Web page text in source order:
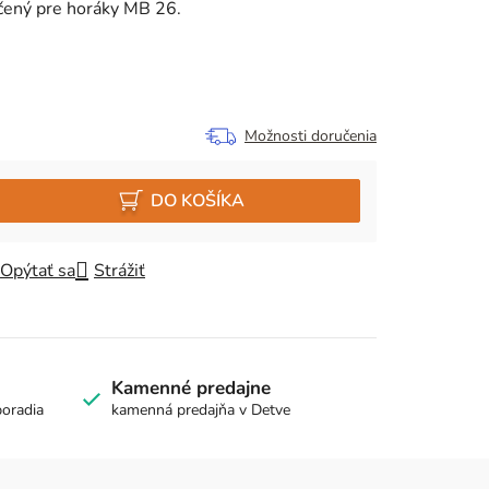
pre horáky MB 26.
Možnosti doručenia
DO KOŠÍKA
Opýtať sa Strážiť
Kamenné predajne
kamenná predajňa v Detve